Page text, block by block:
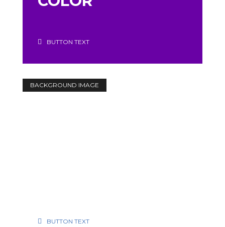
BUTTON TEXT
BACKGROUND IMAGE
BUTTON TEXT